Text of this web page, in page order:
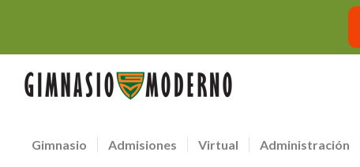
Gimnasio Admisiones Virtual Administración